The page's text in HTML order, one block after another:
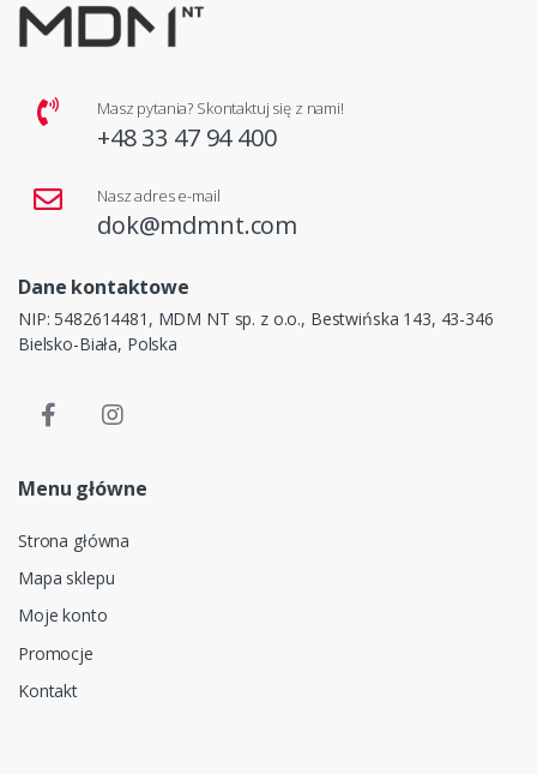
Masz pytania? Skontaktuj się z nami!
+48 33 47 94 400
Nasz adres e-mail
dok@mdmnt.com
Dane kontaktowe
NIP: 5482614481, MDM NT sp. z o.o., Bestwińska 143, 43-346
Bielsko-Biała, Polska
Menu główne
Strona główna
Mapa sklepu
Moje konto
Promocje
Kontakt